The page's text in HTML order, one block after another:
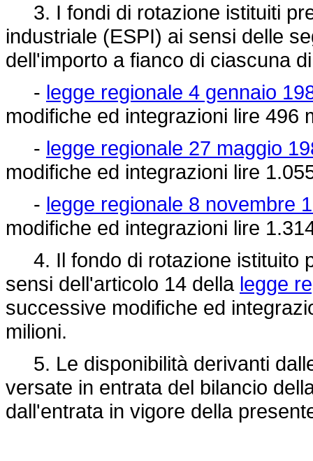
3. I fondi di rotazione istituiti
industriale (ESPI) ai sensi delle
dell'importo a fianco di ciascuna
- legge regionale 4 gennaio
modifiche ed integrazioni lire 496
- legge regionale 27 maggio
modifiche ed integrazioni lire
- legge regionale 8 novembre
modifiche ed integrazioni lire
4. Il fondo di rotazione istituito
sensi dell'articolo 14 della legge
successive modifiche ed
milioni.
5. Le disponibilità derivanti
versate in entrata del bilancio
dall'entrata in vigore della